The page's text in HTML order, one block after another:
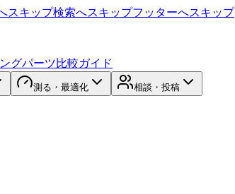
スキップ検索へスキップフッターへスキップ
グパーツ比較ガイド
測る・最適化 相談・投稿